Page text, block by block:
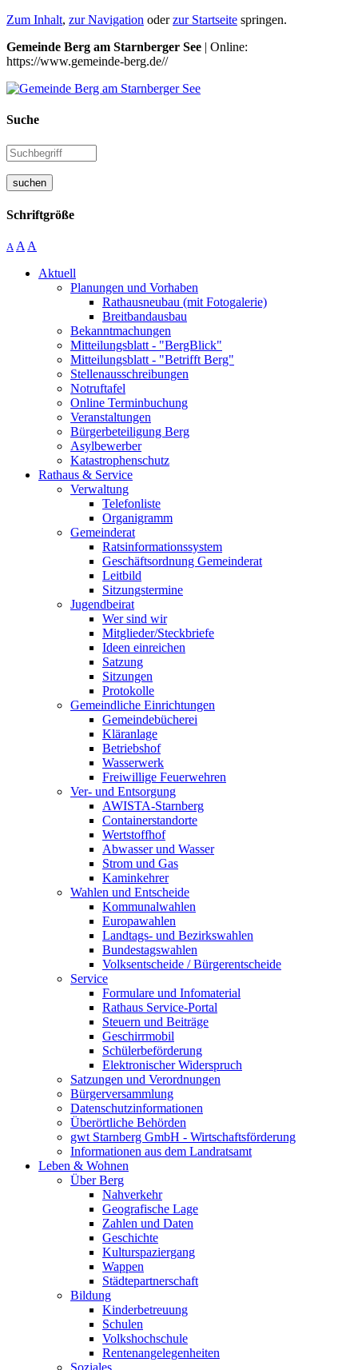
Zum Inhalt, zur Navigation oderzur Startseite springen.
Gemeinde Berg am Starnberger See | Online:
https://www.gemeinde-berg.de//
Suche
suchen
Schriftgröße
A A A
Aktuell
Planungen und Vorhaben
Rathausneubau (mit Fotogalerie)
Breitbandausbau
Bekanntmachungen
Mitteilungsblatt - "BergBlick"
Mitteilungsblatt - "Betrifft Berg"
Stellenausschreibungen
Notruftafel
Online Terminbuchung
Veranstaltungen
Bürgerbeteiligung Berg
Asylbewerber
Katastrophenschutz
Rathaus & Service
Verwaltung
Telefonliste
Organigramm
Gemeinderat
Ratsinformationssystem
Geschäftsordnung Gemeinderat
Leitbild
Sitzungstermine
Jugendbeirat
Wer sind wir
Mitglieder/Steckbriefe
Ideen einreichen
Satzung
Sitzungen
Protokolle
Gemeindliche Einrichtungen
Gemeindebücherei
Kläranlage
Betriebshof
Wasserwerk
Freiwillige Feuerwehren
Ver- und Entsorgung
AWISTA-Starnberg
Containerstandorte
Wertstoffhof
Abwasser und Wasser
Strom und Gas
Kaminkehrer
Wahlen und Entscheide
Kommunalwahlen
Europawahlen
Landtags- und Bezirkswahlen
Bundestagswahlen
Volksentscheide / Bürgerentscheide
Service
Formulare und Infomaterial
Rathaus Service-Portal
Steuern und Beiträge
Geschirrmobil
Schülerbeförderung
Elektronischer Widerspruch
Satzungen und Verordnungen
Bürgerversammlung
Datenschutzinformationen
Überörtliche Behörden
gwt Starnberg GmbH - Wirtschaftsförderung
Informationen aus dem Landratsamt
Leben & Wohnen
Über Berg
Nahverkehr
Geografische Lage
Zahlen und Daten
Geschichte
Kulturspaziergang
Wappen
Städtepartnerschaft
Bildung
Kinderbetreuung
Schulen
Volkshochschule
Rentenangelegenheiten
Soziales